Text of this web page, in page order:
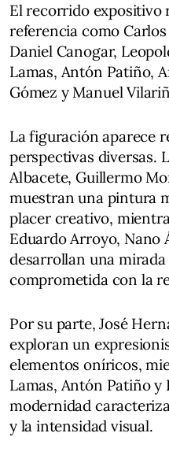
El recorrido expositivo
referencia como
Daniel Canogar,
Lamas, Antón Patiño,
Gómez y Manuel
La figuración aparece
perspectivas diversas.
Albacete, Guillermo
muestran una pintura
placer creativo,
Eduardo Arroyo, Nano
desarrollan una
comprometida con la
Por su parte, José
exploran un
elementos oníricos,
Lamas, Antón Patiño
modernidad
y la intensidad visual.